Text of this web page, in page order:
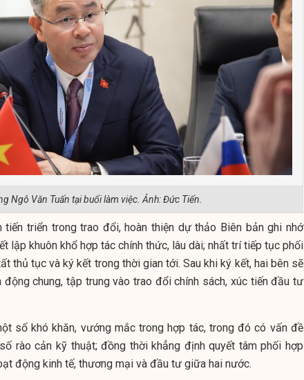
Ngô Văn Tuấn tại buổi làm việc. Ảnh: Đức Tiến.
tiến triển trong trao đổi, hoàn thiện dự thảo Biên bản ghi nhớ
lập khuôn khổ hợp tác chính thức, lâu dài; nhất trí tiếp tục phối
thủ tục và ký kết trong thời gian tới. Sau khi ký kết, hai bên sẽ
động chung, tập trung vào trao đổi chính sách, xúc tiến đầu tư
số khó khăn, vướng mắc trong hợp tác, trong đó có vấn đề
rào cản kỹ thuật; đồng thời khẳng định quyết tâm phối hợp
động kinh tế, thương mại và đầu tư giữa hai nước.